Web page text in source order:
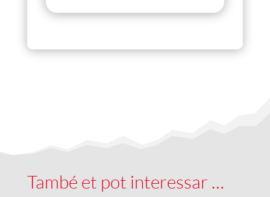
També et pot interessar …